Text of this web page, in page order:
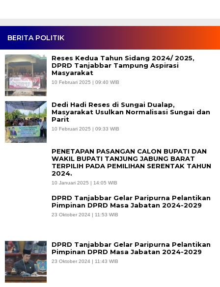
BERITA POLITIK
Reses Kedua Tahun Sidang 2024/ 2025,
DPRD Tanjabbar Tampung Aspirasi
Masyarakat
10 Februari 2025 | 09:40 WIB
Dedi Hadi Reses di Sungai Dualap,
Masyarakat Usulkan Normalisasi Sungai dan
Parit
10 Februari 2025 | 09:33 WIB
PENETAPAN PASANGAN CALON BUPATI DAN
WAKIL BUPATI TANJUNG JABUNG BARAT
TERPILIH PADA PEMILIHAN SERENTAK TAHUN
2024.
10 Januari 2025 | 14:05 WIB
DPRD Tanjabbar Gelar Paripurna Pelantikan
Pimpinan DPRD Masa Jabatan 2024-2029
23 Oktober 2024 | 11:53 WIB
DPRD Tanjabbar Gelar Paripurna Pelantikan
Pimpinan DPRD Masa Jabatan 2024-2029
23 Oktober 2024 | 11:43 WIB